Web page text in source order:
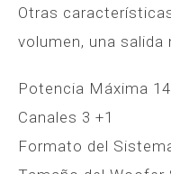
Otras
volumen, una salida
Potencia Máxima
Canales 3 +1
Formato del